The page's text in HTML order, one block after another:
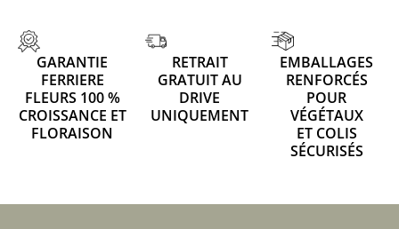
GARANTIE
FERRIERE
FLEURS 100 %
CROISSANCE ET
FLORAISON
RETRAIT
GRATUIT AU
DRIVE
UNIQUEMENT
EMBALLAGES
RENFORCÉS
POUR
VÉGÉTAUX
ET COLIS
SÉCURISÉS